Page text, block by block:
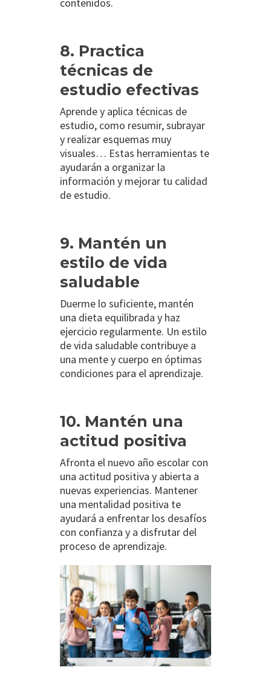
8. Practica
técnicas de
estudio efectivas
Aprende y aplica técnicas de
estudio, como resumir, subrayar
y realizar esquemas muy
visuales… Estas herramientas te
ayudarán a organizar la
información y mejorar tu calidad
de estudio.
9. Mantén un
estilo de vida
saludable
Duerme lo suficiente, mantén
una dieta equilibrada y haz
ejercicio regularmente. Un estilo
de vida saludable contribuye a
una mente y cuerpo en óptimas
condiciones para el aprendizaje.
10. Mantén una
actitud positiva
Afronta el nuevo año escolar con
una actitud positiva y abierta a
nuevas experiencias. Mantener
una mentalidad positiva te
ayudará a enfrentar los desafíos
con confianza y a disfrutar del
proceso de aprendizaje.